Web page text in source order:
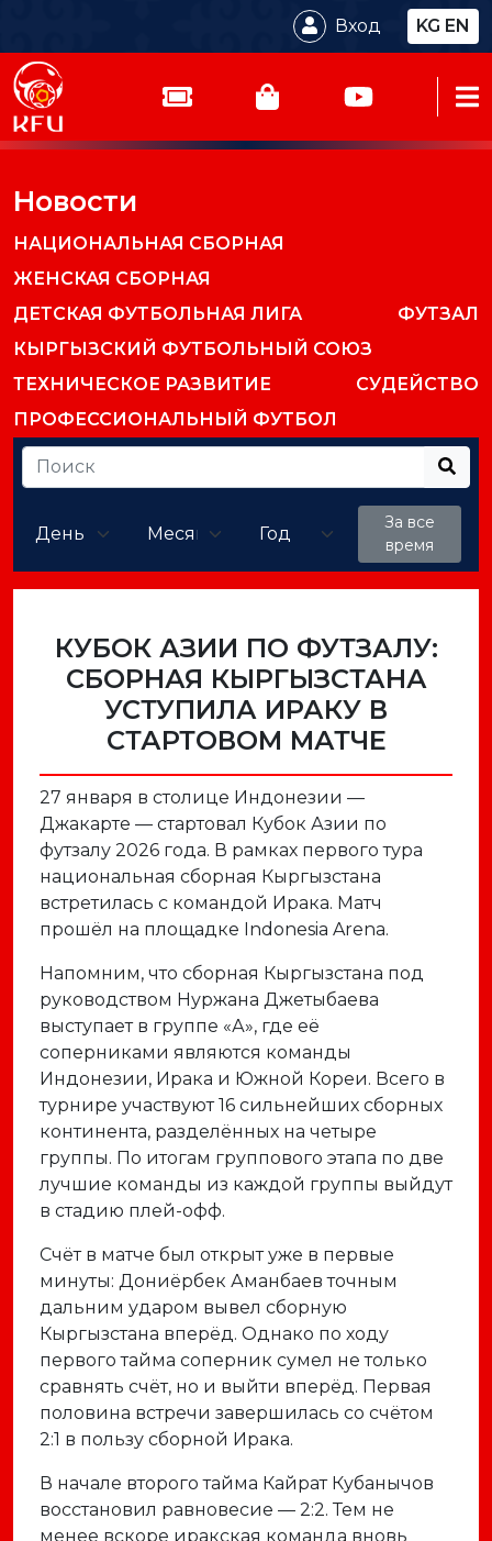
Вход KG EN
Новости
НАЦИОНАЛЬНАЯ СБОРНАЯ
ЖЕНСКАЯ СБОРНАЯ
ДЕТСКАЯ ФУТБОЛЬНАЯ ЛИГА
ФУТЗАЛ
КЫРГЫЗСКИЙ ФУТБОЛЬНЫЙ СОЮЗ
ТЕХНИЧЕСКОЕ РАЗВИТИЕ
СУДЕЙСТВО
ПРОФЕССИОНАЛЬНЫЙ ФУТБОЛ
За все
время
КУБОК АЗИИ ПО ФУТЗАЛУ:
СБОРНАЯ КЫРГЫЗСТАНА
УСТУПИЛА ИРАКУ В
СТАРТОВОМ МАТЧЕ
27 января в столице Индонезии —
Джакарте — стартовал Кубок Азии по
футзалу 2026 года. В рамках первого тура
национальная сборная Кыргызстана
встретилась с командой Ирака. Матч
прошёл на площадке Indonesia Arena.
Напомним, что сборная Кыргызстана под
руководством Нуржана Джетыбаева
выступает в группе «А», где её
соперниками являются команды
Индонезии, Ирака и Южной Кореи. Всего в
турнире участвуют 16 сильнейших сборных
континента, разделённых на четыре
группы. По итогам группового этапа по две
лучшие команды из каждой группы выйдут
в стадию плей-офф.
Счёт в матче был открыт уже в первые
минуты: Дониёрбек Аманбаев точным
дальним ударом вывел сборную
Кыргызстана вперёд. Однако по ходу
первого тайма соперник сумел не только
сравнять счёт, но и выйти вперёд. Первая
половина встречи завершилась со счётом
2:1 в пользу сборной Ирака.
В начале второго тайма Кайрат Кубанычов
восстановил равновесие — 2:2. Тем не
менее вскоре иракская команда вновь